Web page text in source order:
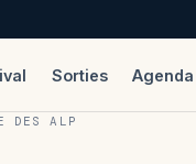
Sorties Agenda
DES ALPES-